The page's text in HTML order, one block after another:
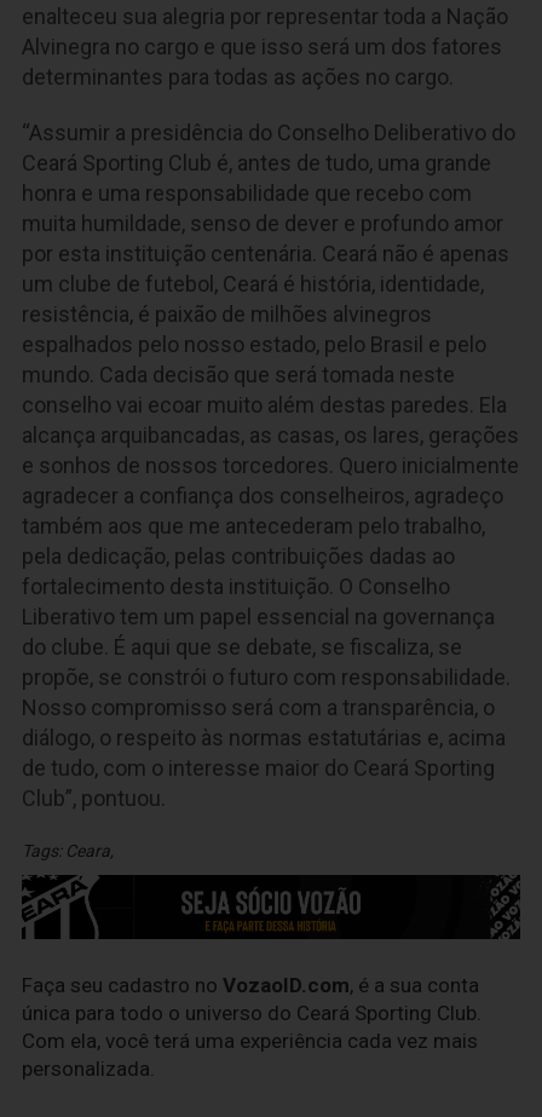
enalteceu sua alegria por representar toda a Nação
Alvinegra no cargo e que isso será um dos fatores
determinantes para todas as ações no cargo.
“Assumir a presidência do Conselho Deliberativo do
Ceará Sporting Club é, antes de tudo, uma grande
honra e uma responsabilidade que recebo com
muita humildade, senso de dever e profundo amor
por esta instituição centenária. Ceará não é apenas
um clube de futebol, Ceará é história, identidade,
resistência, é paixão de milhões alvinegros
espalhados pelo nosso estado, pelo Brasil e pelo
mundo. Cada decisão que será tomada neste
conselho vai ecoar muito além destas paredes. Ela
alcança arquibancadas, as casas, os lares, gerações
e sonhos de nossos torcedores. Quero inicialmente
agradecer a confiança dos conselheiros, agradeço
também aos que me antecederam pelo trabalho,
pela dedicação, pelas contribuições dadas ao
fortalecimento desta instituição. O Conselho
Liberativo tem um papel essencial na governança
do clube. É aqui que se debate, se fiscaliza, se
propõe, se constrói o futuro com responsabilidade.
Nosso compromisso será com a transparência, o
diálogo, o respeito às normas estatutárias e, acima
de tudo, com o interesse maior do Ceará Sporting
Club”, pontuou.
Tags: Ceara
Faça seu cadastro no VozaoID.com, é a sua conta
única para todo o universo do Ceará Sporting Club.
Com ela, você terá uma experiência cada vez mais
personalizada.